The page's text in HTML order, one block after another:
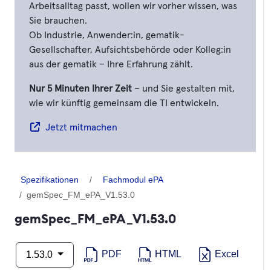
Arbeitsalltag passt, wollen wir vorher wissen, was
Sie brauchen.
Ob Industrie, Anwender:in, gematik-
Gesellschafter, Aufsichtsbehörde oder Kolleg:in
aus der gematik – Ihre Erfahrung zählt.
Nur 5 Minuten Ihrer Zeit – und Sie gestalten mit,
wie wir künftig gemeinsam die TI entwickeln.
Jetzt mitmachen
Spezifikationen
Fachmodul ePA
gemSpec_FM_ePA_V1.53.0
gemSpec_FM_ePA_V1.53.0
1.53.0 PDF HTML Excel